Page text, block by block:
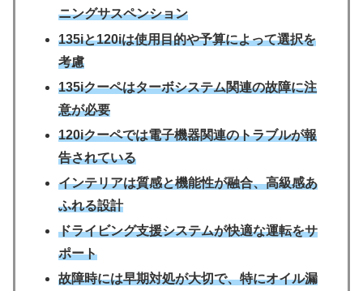
ニングサスペンション
135iと120iは使用目的や予算によって選択を
考慮
135iクーペはターボシステム関連の故障に注
意が必要
120iクーペでは電子機器関連のトラブルが報
告されている
インテリアは質感と機能性が融合、高級感あ
ふれる設計
ドライビング支援システムが快適な運転をサ
ポート
故障時には早期対処が大切で、特にオイル漏